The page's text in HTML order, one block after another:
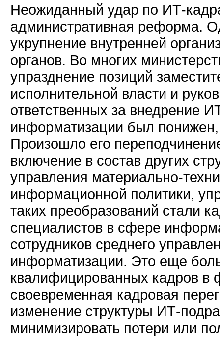
Неожиданный удар по ИТ-
административная реформа.
укрупнение внутренней
органов. Во многих
упразднение позиций
исполнительной власти и
ответственных за внедрение
информатизации был
Произошло его
включение в состав других
управления материально-
информационной политики,
таких преобразований стали
специалистов в сфере
сотрудников среднего
информатизации. Это еще
квалифицированных кадров в
своевременная кадровая
изменение структуры ИТ-
минимизировать потери или